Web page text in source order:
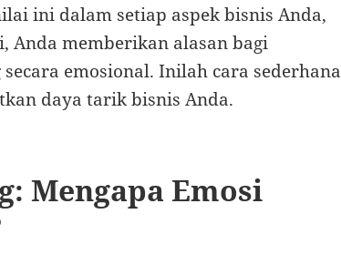
ini dalam setiap aspek bisnis Anda,
Anda memberikan alasan bagi
emosional. Inilah cara sederhana
daya tarik bisnis Anda.
Mengapa Emosi